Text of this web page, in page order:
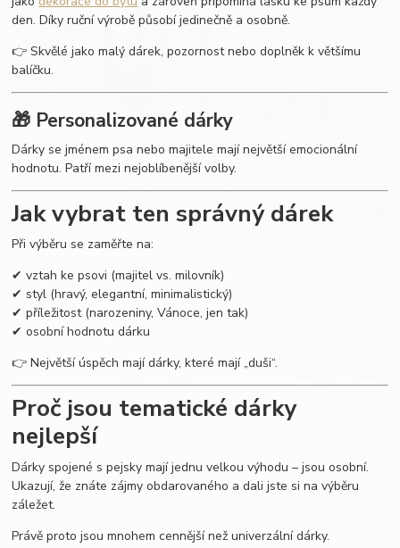
den. Díky ruční výrobě působí jedinečně a osobně.
👉 Skvělé jako malý dárek, pozornost nebo doplněk k většímu
balíčku.
🎁 Personalizované dárky
Dárky se jménem psa nebo majitele mají největší emocionální
hodnotu. Patří mezi nejoblíbenější volby.
Jak vybrat ten správný dárek
Při výběru se zaměřte na:
✔ vztah ke psovi (majitel vs. milovník)
✔ styl (hravý, elegantní, minimalistický)
✔ příležitost (narozeniny, Vánoce, jen tak)
✔ osobní hodnotu dárku
👉 Největší úspěch mají dárky, které mají „duši“.
Proč jsou tematické dárky
nejlepší
Dárky spojené s pejsky mají jednu velkou výhodu – jsou osobní.
Ukazují, že znáte zájmy obdarovaného a dali jste si na výběru
záležet.
Právě proto jsou mnohem cennější než univerzální dárky.